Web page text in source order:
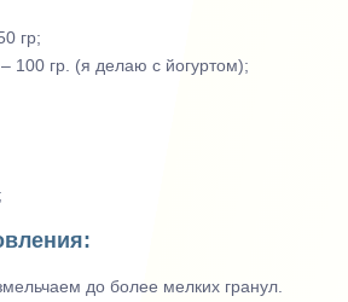
гр;
100 гр. (я делаю с йогуртом);
до более мелких гранул.